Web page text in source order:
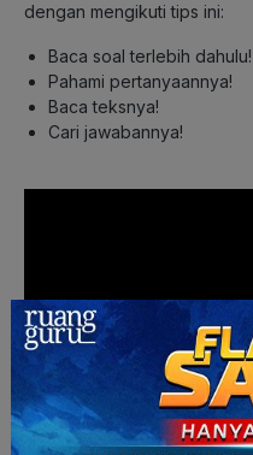
dengan mengikuti tips ini:
Baca soal terlebih dahulu!
Pahami pertanyaannya!
Baca teksnya!
Cari jawabannya!